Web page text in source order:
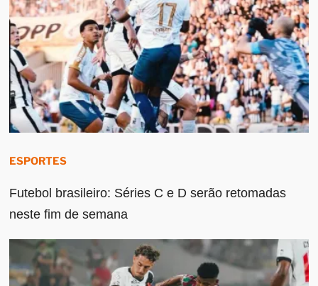
ESPORTES
Futebol brasileiro: Séries C e D serão retomadas
neste fim de semana